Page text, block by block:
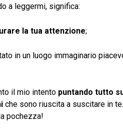
a leggermi, significa:
la tua attenzione;
in un luogo immaginario
il mio intento puntando tutto
che sono riuscita a suscitare in
pochezza!